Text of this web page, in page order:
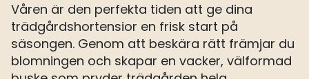
Våren är den perfekta tiden att ge dina
trädgårdshortensior en frisk start på
säsongen. Genom att beskära rätt främjar du
blomningen och skapar en vacker, välformad